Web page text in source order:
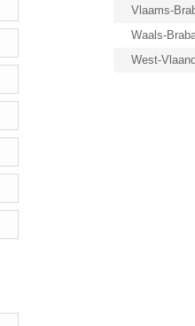
Vlaams-
Waals-
West-